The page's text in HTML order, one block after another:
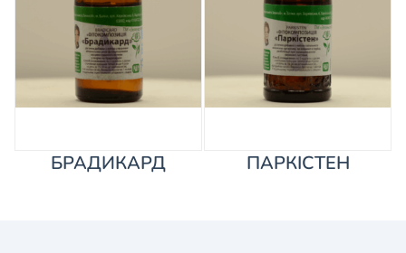
БРАДИКАРД ПАРКІСТЕН